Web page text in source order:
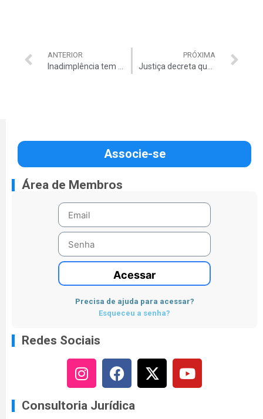
ANTERIOR PRÓXIMA
Associe-se
Área de Membros
Acessar
Precisa de ajuda para acessar?
Esqueceu a senha?
Redes Sociais
Consultoria Jurídica